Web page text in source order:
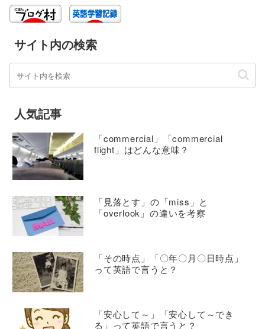
サイト内の検索
人気記事
「commercial」「commercial
flight」はどんな意味？
「見落とす」の「miss」と
「overlook」の違いを考察
「その時点」「〇年〇月〇日時点」
って英語で言うと？
「安心して～」「安心して～でき
る」って英語で言うと？